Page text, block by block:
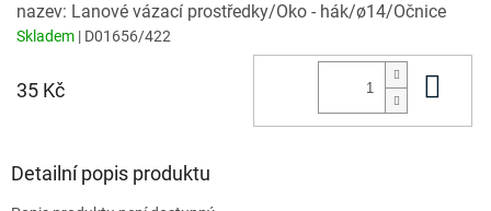
nazev: Lanové vázací prostředky/Oko - hák/ø14/Očnice
Skladem | D01656/422
35 Kč
Detailní popis produktu